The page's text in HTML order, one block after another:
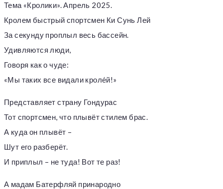
Тема «Кролики». Апрель 2025.
Кролем быстрый спортсмен Ки Сунь Лей
За секунду проплыл весь бассейн.
Удивляются люди,
Говоря как о чуде:
«Мы таких все видали кроле́й!»
Представляет страну Гондурас
Тот спортсмен, что плывёт стилем брас.
А куда он плывёт –
Шут его разберёт.
И приплыл – не туда! Вот те раз!
А мадам Батерфляй принародно